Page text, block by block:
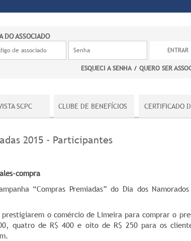
DO ASSOCIADO
ESQUECI A SENHA/ QUERO SER
SCPC CLUBE DE BENEFÍCIOS CERTIFICADO
2015 - Participantes
compra
“Compras Premiadas” do Dia dos
o comércio de Limeira para comprar o
quatro de R$ 400 e oito de R$ 250 para os